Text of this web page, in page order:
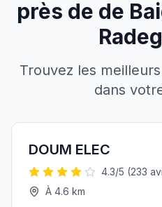
près de de
Trouvez les
dans
DOUM ELEC
4.3/5 (233
À 4.6 km